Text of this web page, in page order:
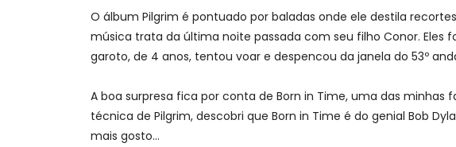
O álbum Pilgrim é pontuado por baladas onde ele destila
música trata da última noite passada com seu filho Conor. Eles
garoto, de 4 anos, tentou voar e despencou da janela do 53º
A boa surpresa fica por conta de Born in Time, uma das
técnica de Pilgrim, descobri que Born in Time é do genial Bob
mais gosto…